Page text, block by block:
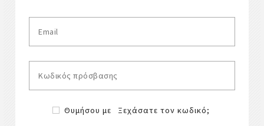
Θυμήσου με Ξεχάσατε τον κωδικό;